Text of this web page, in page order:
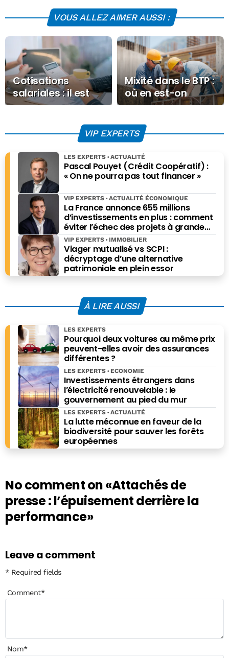
VOUS ALLEZ AIMER AUSSI :
Cotisations
salariales : il est
temps d’agir !
Mixité dans le BTP :
où en est-on
vraiment en
VIP EXPERTS
Pascal Pouyet (Crédit Coopératif) :
« On ne pourra pas tout financer »
LES EXPERTS ACTUALITÉ
La France annonce 655 millions
d’investissements en plus : comment
éviter l’échec des projets à grande
échelle ?
VIP EXPERTS ACTUALITÉ ÉCONOMIQUE
Viager mutualisé vs SCPI :
décryptage d’une alternative
patrimoniale en plein essor
VIP EXPERTS IMMOBILIER
À LIRE AUSSI
Pourquoi deux voitures au même prix
peuvent-elles avoir des assurances
différentes ?
LES EXPERTS
Investissements étrangers dans
l’électricité renouvelable : le
gouvernement au pied du mur
LES EXPERTS ECONOMIE
La lutte méconnue en faveur de la
biodiversité pour sauver les forêts
européennes
LES EXPERTS ACTUALITÉ
No comment on«Attachés de
presse : l’épuisement derrière la
performance»
Leave a comment
* Required fields
Comment*
Nom*